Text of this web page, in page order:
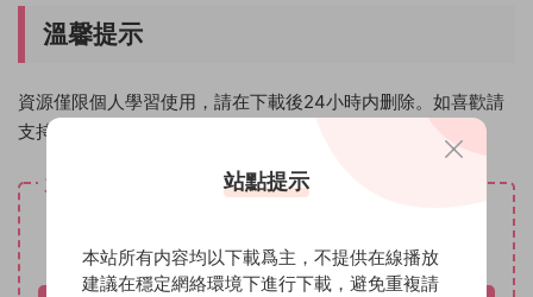
溫馨提示
資源僅限個人學習使用，請在下載後24小時内删除。如喜歡請
支持原創作者！
資源下載
VIP免費
站點提示
本站所有内容均以下載爲主，不提供在線播放
建議在穩定網絡環境下進行下載，避免重複請